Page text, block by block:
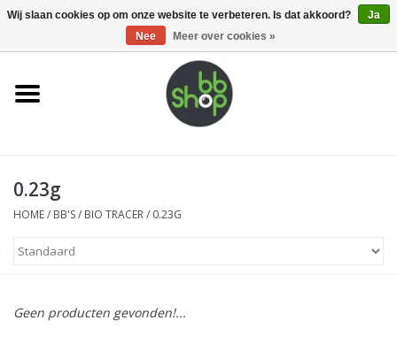
0 Artikelen - €0,00
Home
Supplies
0.23g
HOME/ BB'S/ BIO TRACER/ 0.23G
Geen producten gevonden!...
Wij slaan cookies op om onze website te verbeteren. Is dat akkoord?
Ja
Nee
Meer over cookies »